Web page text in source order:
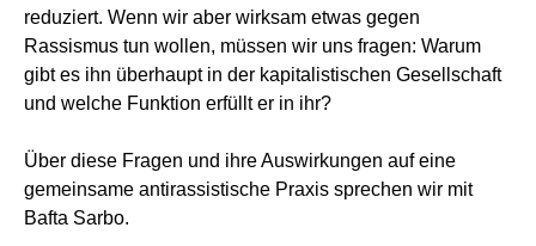
reduziert. Wenn wir aber wirksam etwas gegen
Rassismus tun wollen, müssen wir uns fragen: Warum
gibt es ihn überhaupt in der kapitalistischen Gesellschaft
und welche Funktion erfüllt er in ihr?
Über diese Fragen und ihre Auswirkungen auf eine
gemeinsame antirassistische Praxis sprechen wir mit
Bafta Sarbo.